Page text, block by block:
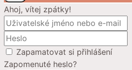
Ahoj, vítej zpátky!
Zapamatovat si přihlášení
Zapomenuté heslo?